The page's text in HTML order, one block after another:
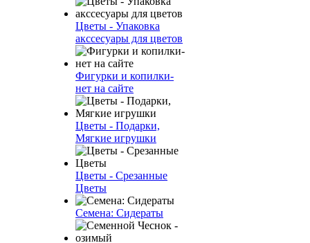
Цветы - Упаковка
акссесуары для цветов
Фигурки и копилки-
нет на сайте
Цветы - Подарки,
Мягкие игрушки
Цветы - Срезанные
Цветы
Семена: Сидераты